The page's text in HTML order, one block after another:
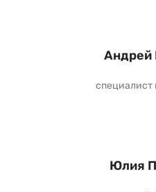
Андрей
специалист
Юлия